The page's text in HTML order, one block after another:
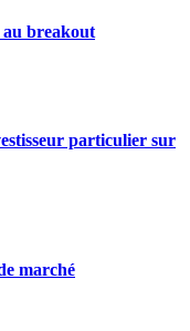
au breakout
particulier sur
marché